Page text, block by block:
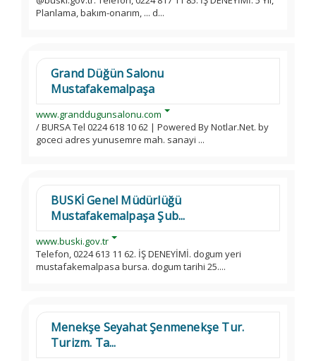
Planlama, bakım-onarım, ... d...
Grand Düğün Salonu
Mustafakemalpaşa
www.granddugunsalonu.com
/ BURSA Tel 0224 618 10 62 | Powered By Notlar.Net. by
goceci adres yunusemre mah. sanayi ...
BUSKİ Genel Müdürlüğü
Mustafakemalpaşa Şub...
www.buski.gov.tr
Telefon, 0224 613 11 62. İŞ DENEYİMİ. dogum yeri
mustafakemalpasa bursa. dogum tarihi 25....
Menekşe Seyahat Şenmenekşe Tur.
Turizm. Ta...